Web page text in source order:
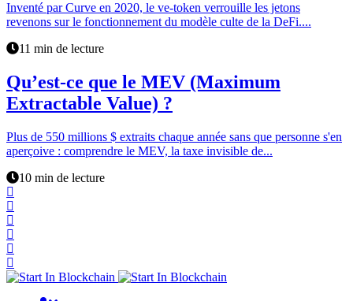
Inventé par Curve en 2020, le ve-token verrouille les jetons
revenons sur le fonctionnement du modèle culte de la DeFi....
11 min de lecture
Qu’est-ce que le MEV (Maximum
Extractable Value) ?
Plus de 550 millions $ extraits chaque année sans que personne s'en
aperçoive : comprendre le MEV, la taxe invisible de...
10 min de lecture